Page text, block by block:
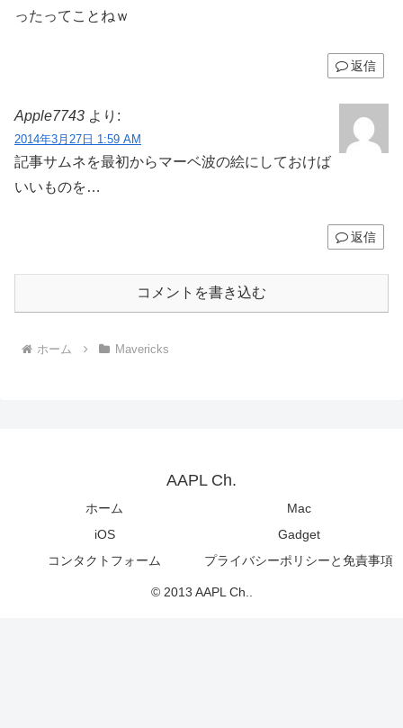
ったってことねｗ
返信
Apple7743 より:
2014年3月27日 1:59 AM
記事サムネを最初からマーベ波の絵にしておけば
いいものを…
返信
コメントを書き込む
ホーム Mavericks
AAPL Ch.
ホーム
Mac
iOS
Gadget
コンタクトフォーム
プライバシーポリシーと免責事項
© 2013 AAPL Ch..